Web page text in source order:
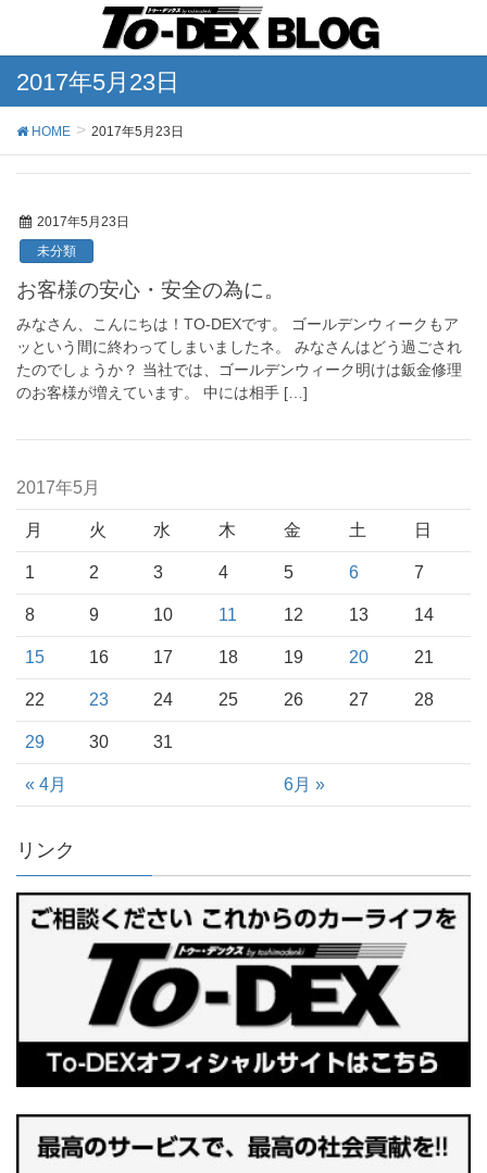
2017年5月23日
HOME 2017年5月23日
2017年5月23日
未分類
お客様の安心・安全の為に。
みなさん、こんにちは！TO-DEXです。 ゴールデンウィークもア
ッという間に終わってしまいましたネ。 みなさんはどう過ごされ
たのでしょうか？ 当社では、ゴールデンウィーク明けは鈑金修理
のお客様が増えています。 中には相手 […]
2017年5月
月 火 水 木 金 土 日
« 4月 6月 »
1 2 3 4 5 6 7
8 9 10 11 12 13 14
15 16 17 18 19 20 21
22 23 24 25 26 27 28
29 30 31
リンク